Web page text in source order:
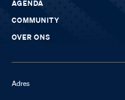
AGENDA
COMMUNITY
OVER ONS
Adres